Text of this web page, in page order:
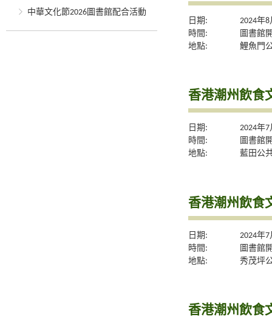
中華文化節2026圖書館配合活動
日期:
2024年
時間:
圖書館
地點:
鯉魚門
香港潮州飲食
日期:
2024年
時間:
圖書館
地點:
藍田公
香港潮州飲食
日期:
2024年
時間:
圖書館
地點:
秀茂坪
香港潮州飲食